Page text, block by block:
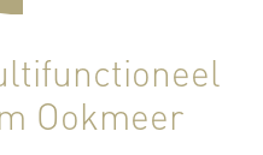
Ookmeer